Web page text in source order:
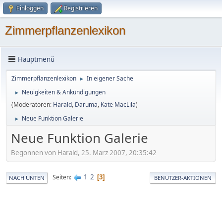
Einloggen Registrieren
Zimmerpflanzenlexikon
Hauptmenü
Zimmerpflanzenlexikon ► In eigener Sache
►
Neuigkeiten & Ankündigungen
(Moderatoren: Harald, Daruma, Kate MacLila)
► Neue Funktion Galerie
Neue Funktion Galerie
Begonnen von Harald, 25. März 2007, 20:35:42
NACH UNTEN Seiten 1 2 3 BENUTZER-AKTIONEN